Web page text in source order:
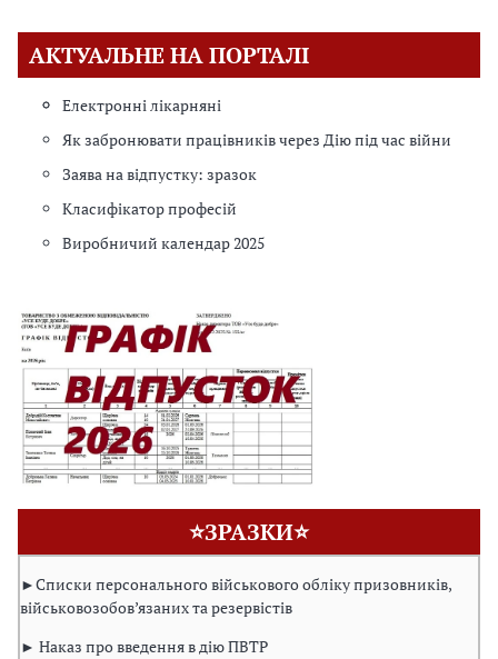
АКТУАЛЬНЕ НА ПОРТАЛІ
Електронні лікарняні
Як забронювати працівників через Дію під час війни
Заява на відпустку: зразок
Класифікатор професій
Виробничий календар 2025
⭐ЗРАЗКИ⭐
►Списки персонального військового обліку призовників,
військовозобов’язаних та резервістів
► Наказ про введення в дію ПВТР